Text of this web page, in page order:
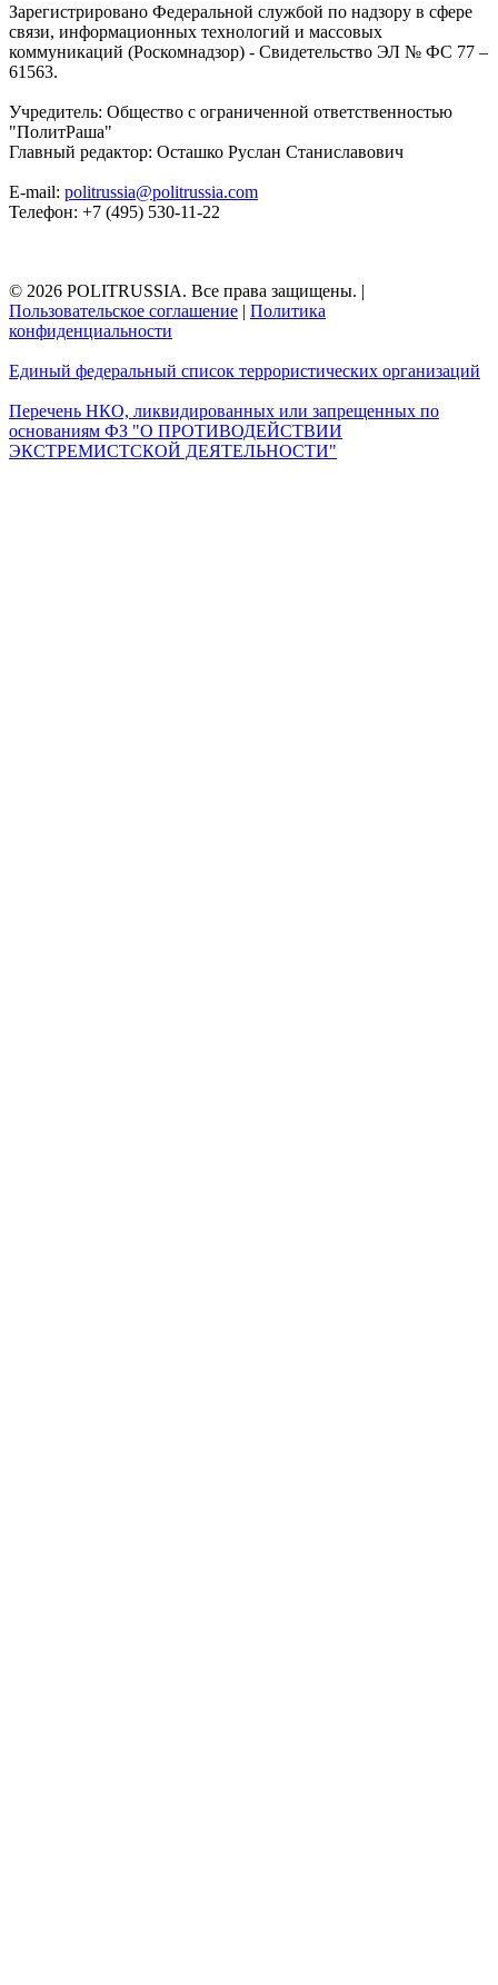
Зарегистрировано Федеральной службой по надзору в сфере
связи, информационных технологий и массовых
коммуникаций (Роскомнадзор) - Свидетельство ЭЛ № ФС 77 –
61563.
Учредитель: Общество с ограниченной ответственностью
"ПолитРаша"
Главный редактор: Осташко Руслан Станиславович
E-mail: politrussia@politrussia.com
Телефон: +7 (495) 530-11-22
© 2026 POLITRUSSIA. Все права защищены. |
Пользовательское соглашение | Политика
конфиденциальности
Единый федеральный список террористических организаций
Перечень НКО, ликвидированных или запрещенных по
основаниям ФЗ "О ПРОТИВОДЕЙСТВИИ
ЭКСТРЕМИСТСКОЙ ДЕЯТЕЛЬНОСТИ"